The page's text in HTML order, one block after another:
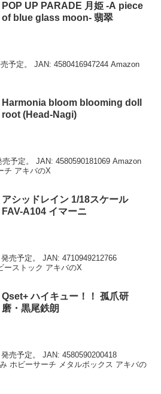
POP UP PARADE 月姫 -A piece
of blue glass moon- 翡翠
予定。 JAN: 4580416947244 Amazon
Harmonia bloom blooming doll
root (Head-Nagi)
予定。 JAN: 4580590181069 Amazon
チ アキバのX
アシッドレイン 1/18スケール
FAV-A104 イマーニ
売予定。 JAN: 4710949212766
ーストック アキバのX
Qset+ ハイキュー！！ 孤爪研
磨・黒尾鉄朗
売予定。 JAN: 4580590200418
ホビーサーチ メタルボックス アキバの